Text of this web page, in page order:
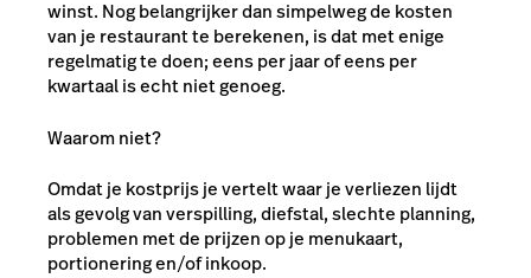
winst. Nog belangrijker dan simpelweg de kosten
van je restaurant te berekenen, is dat met enige
regelmatig te doen; eens per jaar of eens per
kwartaal is echt niet genoeg.
Waarom niet?
Omdat je kostprijs je vertelt waar je verliezen lijdt
als gevolg van verspilling, diefstal, slechte planning,
problemen met de prijzen op je menukaart,
portionering en/of inkoop.